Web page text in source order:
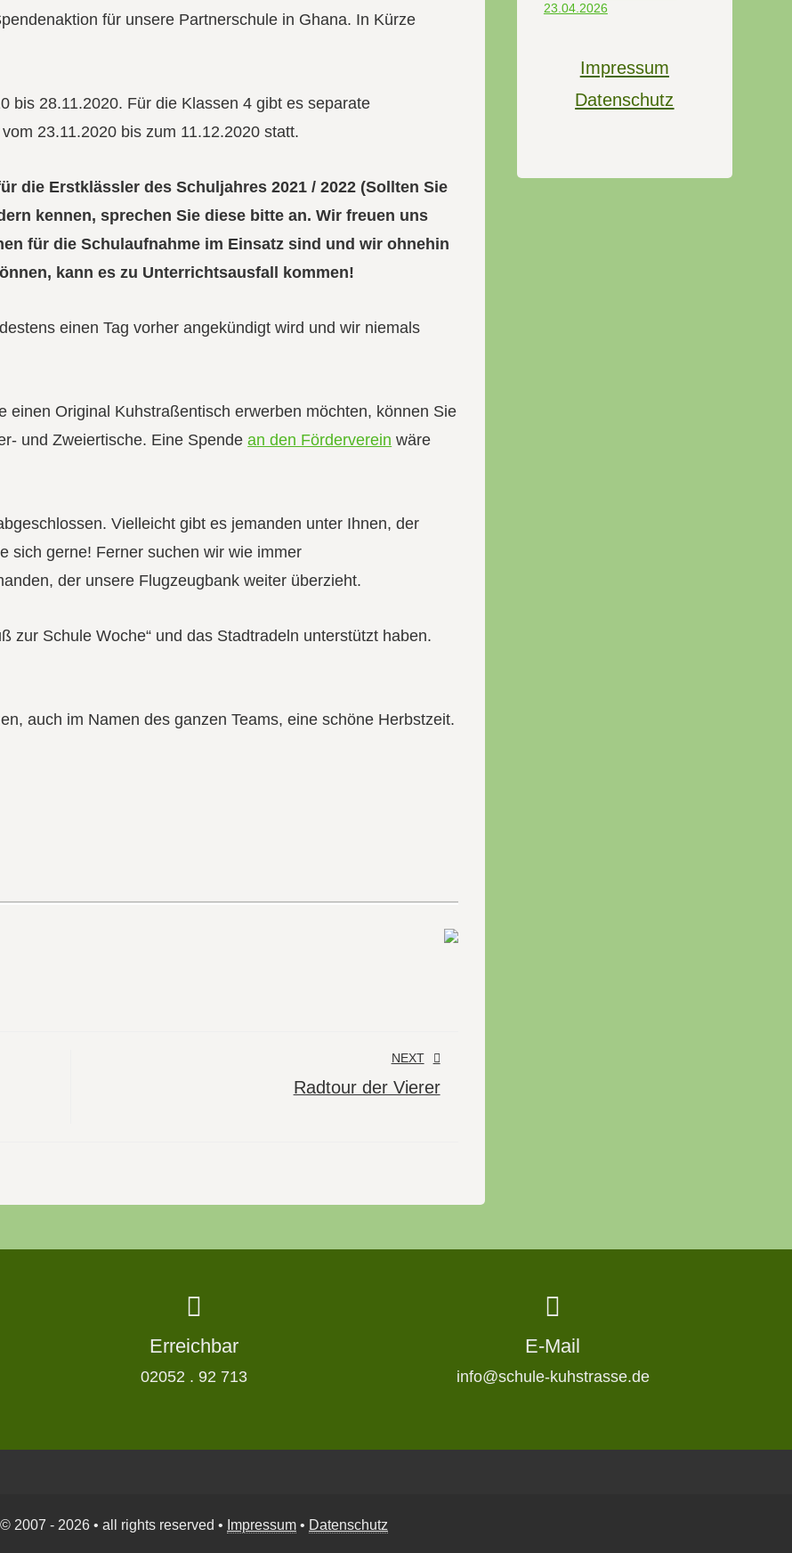
für unsere Partnerschule in Ghana. In Kürze
bis 28.11.2020. Für die Klassen 4 gibt es separate
23.11.2020 bis zum 11.12.2020 statt.
die Erstklässler des Schuljahres 2021 / 2022 (Sollten Sie
kennen, sprechen Sie diese bitte an. Wir freuen uns
für die Schulaufnahme im Einsatz sind und wir ohnehin
kann es zu Unterrichtsausfall kommen!
einen Tag vorher angekündigt wird und wir niemals
einen Original Kuhstraßentisch erwerben möchten, können Sie
und Zweiertische. Eine Spendean den Förderverein wäre
Vielleicht gibt es jemanden unter Ihnen, der
sich gerne! Ferner suchen wir wie immer
der unsere Flugzeugbank weiter überzieht.
zur Schule Woche“ und das Stadtradeln unterstützt haben.
auch im Namen des ganzen Teams, eine schöne Herbstzeit.
NEXT
Radtour der Vierer
23.04.2026
Impressum
Datenschutz
Erreichbar
02052 . 92 713
E-Mail
info@schule-kuhstrasse.de
© 2007 - 2026 • all rights reserved • Impressum • Datenschutz